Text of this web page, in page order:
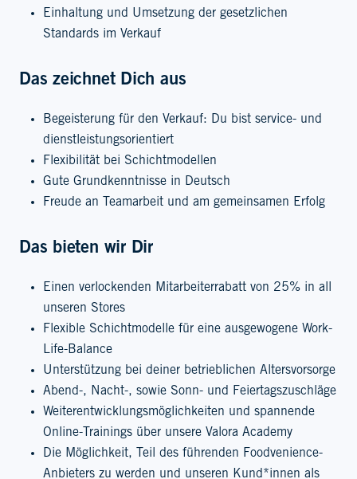
Einhaltung und Umsetzung der gesetzlichen
Standards im Verkauf
Das zeichnet Dich aus
Begeisterung für den Verkauf: Du bist service- und
dienstleistungsorientiert
Flexibilität bei Schichtmodellen
Gute Grundkenntnisse in Deutsch
Freude an Teamarbeit und am gemeinsamen Erfolg
Das bieten wir Dir
Einen verlockenden Mitarbeiterrabatt von 25% in all
unseren Stores
Flexible Schichtmodelle für eine ausgewogene Work-
Life-Balance
Unterstützung bei deiner betrieblichen Altersvorsorge
Abend-, Nacht-, sowie Sonn- und Feiertagszuschläge
Weiterentwicklungsmöglichkeiten und spannende
Online-Trainings über unsere Valora Academy
Die Möglichkeit, Teil des führenden Foodvenience-
Anbieters zu werden und unseren Kund*innen als